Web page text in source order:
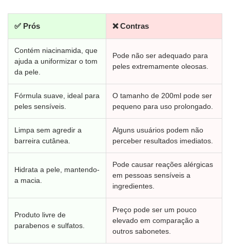
✅ Prós ❌ Contras
Contém niacinamida, que
ajuda a uniformizar o tom
da pele.
Pode não ser adequado para
peles extremamente oleosas.
Fórmula suave, ideal para
peles sensíveis.
O tamanho de 200ml pode ser
pequeno para uso prolongado.
Limpa sem agredir a
barreira cutânea.
Alguns usuários podem não
perceber resultados imediatos.
Hidrata a pele, mantendo-
a macia.
Pode causar reações alérgicas
em pessoas sensíveis a
ingredientes.
Produto livre de
parabenos e sulfatos.
Preço pode ser um pouco
elevado em comparação a
outros sabonetes.